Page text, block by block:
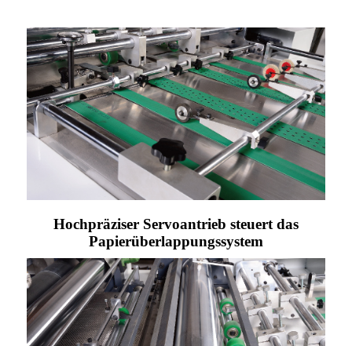
Hochpräziser Servoantrieb steuert das
Papierüberlappungssystem